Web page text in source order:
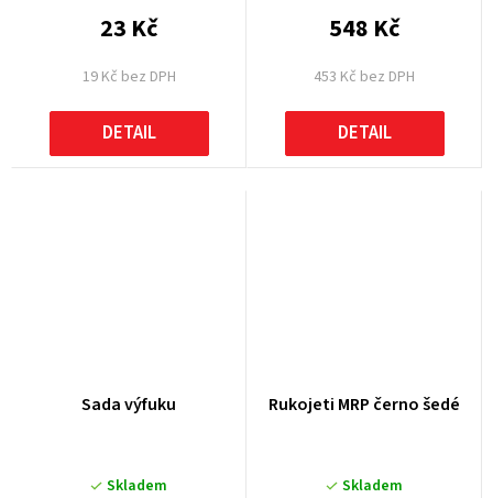
19 Kč bez DPH
23 Kč
DETAIL
453 Kč bez DPH
548 Kč
DETAIL
Sada výfuku
Skladem
Rukojeti MRP černo šedé
Skladem